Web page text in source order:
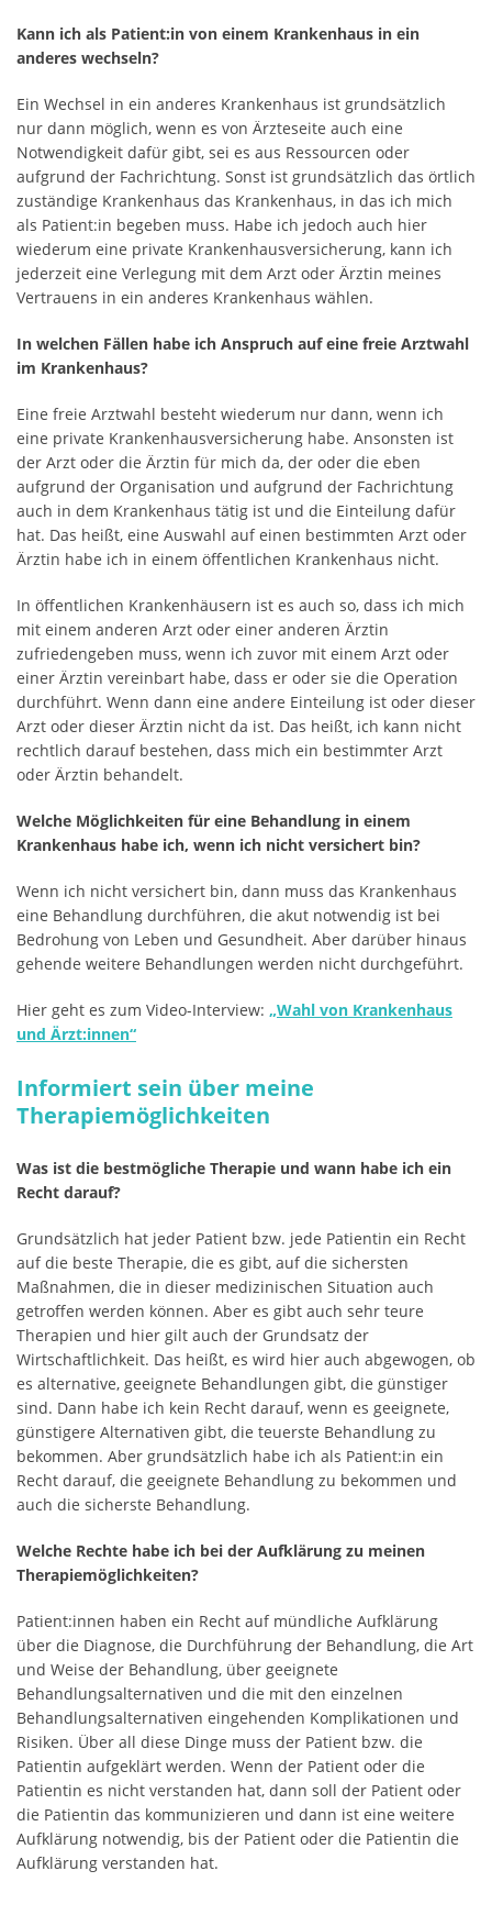
Kann ich als Patient:in von einem Krankenhaus in ein
anderes wechseln?
Ein Wechsel in ein anderes Krankenhaus ist grundsätzlich
nur dann möglich, wenn es von Ärzteseite auch eine
Notwendigkeit dafür gibt, sei es aus Ressourcen oder
aufgrund der Fachrichtung. Sonst ist grundsätzlich das örtlich
zuständige Krankenhaus das Krankenhaus, in das ich mich
als Patient:in begeben muss. Habe ich jedoch auch hier
wiederum eine private Krankenhausversicherung, kann ich
jederzeit eine Verlegung mit dem Arzt oder Ärztin meines
Vertrauens in ein anderes Krankenhaus wählen.
In welchen Fällen habe ich Anspruch auf eine freie Arztwahl
im Krankenhaus?
Eine freie Arztwahl besteht wiederum nur dann, wenn ich
eine private Krankenhausversicherung habe. Ansonsten ist
der Arzt oder die Ärztin für mich da, der oder die eben
aufgrund der Organisation und aufgrund der Fachrichtung
auch in dem Krankenhaus tätig ist und die Einteilung dafür
hat. Das heißt, eine Auswahl auf einen bestimmten Arzt oder
Ärztin habe ich in einem öffentlichen Krankenhaus nicht.
In öffentlichen Krankenhäusern ist es auch so, dass ich mich
mit einem anderen Arzt oder einer anderen Ärztin
zufriedengeben muss, wenn ich zuvor mit einem Arzt oder
einer Ärztin vereinbart habe, dass er oder sie die Operation
durchführt. Wenn dann eine andere Einteilung ist oder dieser
Arzt oder dieser Ärztin nicht da ist. Das heißt, ich kann nicht
rechtlich darauf bestehen, dass mich ein bestimmter Arzt
oder Ärztin behandelt.
Welche Möglichkeiten für eine Behandlung in einem
Krankenhaus habe ich, wenn ich nicht versichert bin?
Wenn ich nicht versichert bin, dann muss das Krankenhaus
eine Behandlung durchführen, die akut notwendig ist bei
Bedrohung von Leben und Gesundheit. Aber darüber hinaus
gehende weitere Behandlungen werden nicht durchgeführt.
Hier geht es zum Video-Interview: „Wahl von Krankenhaus
und Ärzt:innen“
Informiert sein über meine
Therapiemöglichkeiten
Was ist die bestmögliche Therapie und wann habe ich ein
Recht darauf?
Grundsätzlich hat jeder Patient bzw. jede Patientin ein Recht
auf die beste Therapie, die es gibt, auf die sichersten
Maßnahmen, die in dieser medizinischen Situation auch
getroffen werden können. Aber es gibt auch sehr teure
Therapien und hier gilt auch der Grundsatz der
Wirtschaftlichkeit. Das heißt, es wird hier auch abgewogen, ob
es alternative, geeignete Behandlungen gibt, die günstiger
sind. Dann habe ich kein Recht darauf, wenn es geeignete,
günstigere Alternativen gibt, die teuerste Behandlung zu
bekommen. Aber grundsätzlich habe ich als Patient:in ein
Recht darauf, die geeignete Behandlung zu bekommen und
auch die sicherste Behandlung.
Welche Rechte habe ich bei der Aufklärung zu meinen
Therapiemöglichkeiten?
Patient:innen haben ein Recht auf mündliche Aufklärung
über die Diagnose, die Durchführung der Behandlung, die Art
und Weise der Behandlung, über geeignete
Behandlungsalternativen und die mit den einzelnen
Behandlungsalternativen eingehenden Komplikationen und
Risiken. Über all diese Dinge muss der Patient bzw. die
Patientin aufgeklärt werden. Wenn der Patient oder die
Patientin es nicht verstanden hat, dann soll der Patient oder
die Patientin das kommunizieren und dann ist eine weitere
Aufklärung notwendig, bis der Patient oder die Patientin die
Aufklärung verstanden hat.